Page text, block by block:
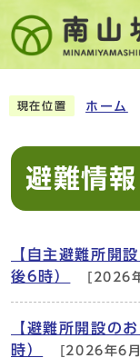
現在位置 ホーム
避難情報
【自主避難所開
後6時）
[2026
【避難所開設の
時）
[2026年6